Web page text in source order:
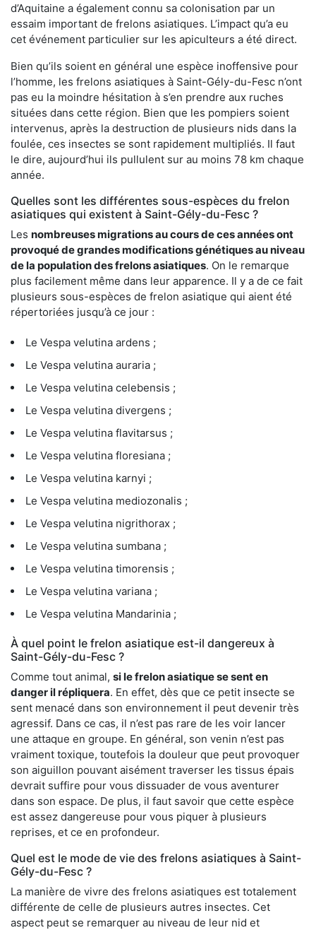
d’Aquitaine a également connu sa colonisation par un
essaim important de frelons asiatiques. L’impact qu’a eu
cet événement particulier sur les apiculteurs a été direct.
Bien qu’ils soient en général une espèce inoffensive pour
l’homme, les frelons asiatiques à Saint-Gély-du-Fesc n’ont
pas eu la moindre hésitation à s’en prendre aux ruches
situées dans cette région. Bien que les pompiers soient
intervenus, après la destruction de plusieurs nids dans la
foulée, ces insectes se sont rapidement multipliés. Il faut
le dire, aujourd’hui ils pullulent sur au moins 78 km chaque
année.
Quelles sont les différentes sous-espèces du frelon
asiatiques qui existent à Saint-Gély-du-Fesc ?
Les nombreuses migrations au cours de ces années ont
provoqué de grandes modifications génétiques au niveau
de la population des frelons asiatiques. On le remarque
plus facilement même dans leur apparence. Il y a de ce fait
plusieurs sous-espèces de frelon asiatique qui aient été
répertoriées jusqu’à ce jour :
Le Vespa velutina ardens ;
Le Vespa velutina auraria ;
Le Vespa velutina celebensis ;
Le Vespa velutina divergens ;
Le Vespa velutina flavitarsus ;
Le Vespa velutina floresiana ;
Le Vespa velutina karnyi ;
Le Vespa velutina mediozonalis ;
Le Vespa velutina nigrithorax ;
Le Vespa velutina sumbana ;
Le Vespa velutina timorensis ;
Le Vespa velutina variana ;
Le Vespa velutina Mandarinia ;
À quel point le frelon asiatique est-il dangereux à
Saint-Gély-du-Fesc ?
Comme tout animal, si le frelon asiatique se sent en
danger il répliquera. En effet, dès que ce petit insecte se
sent menacé dans son environnement il peut devenir très
agressif. Dans ce cas, il n’est pas rare de les voir lancer
une attaque en groupe. En général, son venin n’est pas
vraiment toxique, toutefois la douleur que peut provoquer
son aiguillon pouvant aisément traverser les tissus épais
devrait suffire pour vous dissuader de vous aventurer
dans son espace. De plus, il faut savoir que cette espèce
est assez dangereuse pour vous piquer à plusieurs
reprises, et ce en profondeur.
Quel est le mode de vie des frelons asiatiques à Saint-
Gély-du-Fesc ?
La manière de vivre des frelons asiatiques est totalement
différente de celle de plusieurs autres insectes. Cet
aspect peut se remarquer au niveau de leur nid et